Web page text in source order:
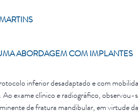
ABORDAGEM COM IMPLANTES
inferior desadaptado e com
exame clínico e radiográfico, observou-
de fratura mandibular, em virtude da